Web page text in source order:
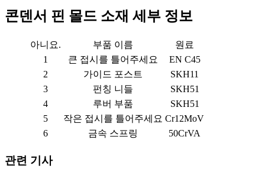
콘덴서 핀 몰드 소재 세부 정보
아니요. 부품 이름
원료
1
큰 접시를 틀어주세요
EN C45
2
가이드 포스트
SKH11
3
펀칭 니들
SKH51
4
루버 부품
SKH51
5
작은 접시를 틀어주세요 Cr12MoV
6
금속 스프링 50CrVA
관련 기사